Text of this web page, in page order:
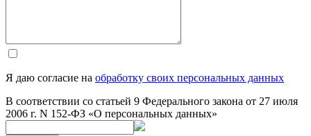
Я даю согласие на обработку своих персональных данных
В соответствии со статьей 9 Федерального закона от 27 июля
2006 г. N 152-ФЗ «О персональных данных»